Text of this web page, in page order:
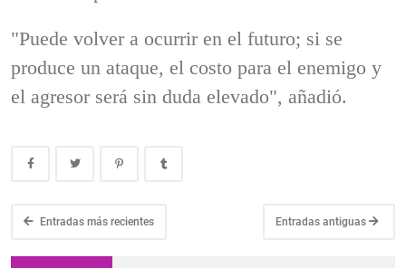
"Puede volver a ocurrir en el futuro; si se
produce un ataque, el costo para el enemigo y
el agresor será sin duda elevado", añadió.
Entradas más recientes Entradas antiguas